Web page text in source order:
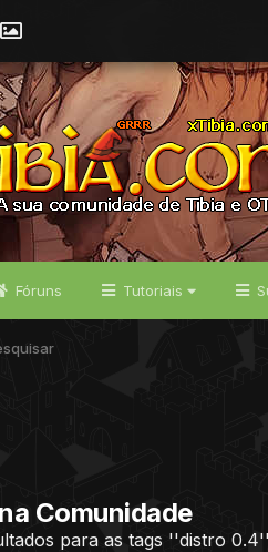
Fóruns Tutoriais
Comunidade
para as tags ''distro